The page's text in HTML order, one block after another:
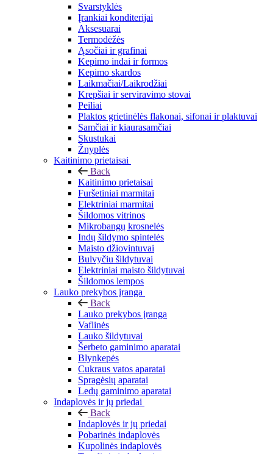
Svarstyklės
Įrankiai konditerijai
Aksesuarai
Termodėžės
Ąsočiai ir grafinai
Kepimo indai ir formos
Kepimo skardos
Laikmačiai/Laikrodžiai
Krepšiai ir serviravimo stovai
Peiliai
Plaktos grietinėlės flakonai, sifonai ir plaktuvai
Samčiai ir kiaurasamčiai
Skustukai
Žnyplės
Kaitinimo prietaisai
Back
Kaitinimo prietaisai
Furšetiniai marmitai
Elektriniai marmitai
Šildomos vitrinos
Mikrobangų krosnelės
Indų šildymo spintelės
Maisto džiovintuvai
Bulvyčiu šildytuvai
Elektriniai maisto šildytuvai
Šildomos lempos
Lauko prekybos įranga
Back
Lauko prekybos įranga
Vaflinės
Lauko šildytuvai
Šerbeto gaminimo aparatai
Blynkepės
Cukraus vatos aparatai
Spragėsių aparatai
Ledų gaminimo aparatai
Indaplovės ir jų priedai
Back
Indaplovės ir jų priedai
Pobarinės indaplovės
Kupolinės indaplovės